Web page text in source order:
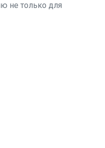
не только для